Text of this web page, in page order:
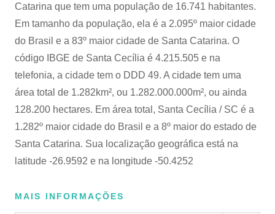
Catarina que tem uma população de 16.741 habitantes.
Em tamanho da população, ela é a 2.095º maior cidade
do Brasil e a 83º maior cidade de Santa Catarina. O
código IBGE de Santa Cecília é 4.215.505 e na
telefonia, a cidade tem o DDD 49. A cidade tem uma
área total de 1.282km², ou 1.282.000.000m², ou ainda
128.200 hectares. Em área total, Santa Cecília / SC é a
1.282º maior cidade do Brasil e a 8º maior do estado de
Santa Catarina. Sua localização geográfica está na
latitude -26.9592 e na longitude -50.4252
MAIS INFORMAÇÕES